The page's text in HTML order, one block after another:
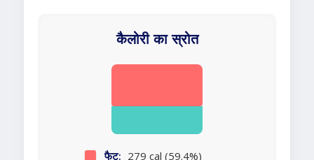
कैलोरी का स्रोत
फैट: 279 cal (59.4%)